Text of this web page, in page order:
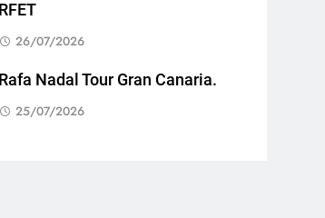
RFET
26/07/2026
Rafa Nadal Tour Gran Canaria.
25/07/2026